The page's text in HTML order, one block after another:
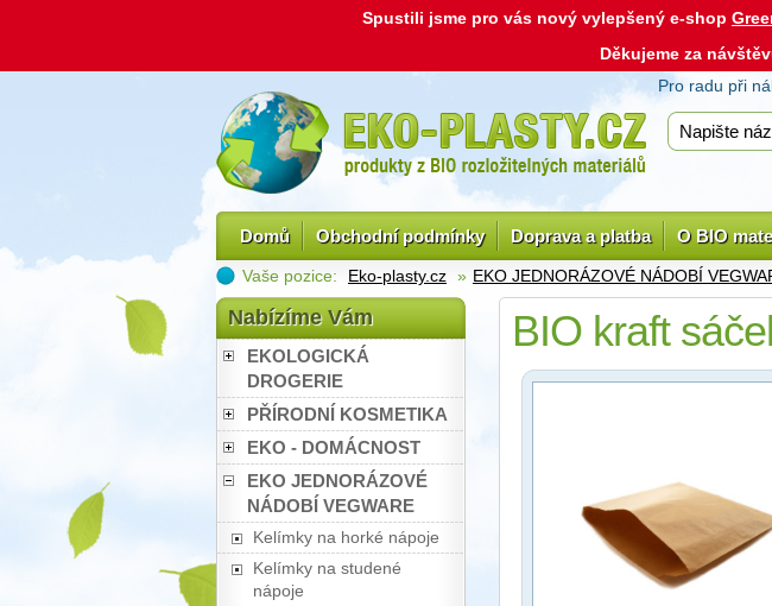
Spustili jsme pro vás nový vylepšený e-shop
Děkujeme za
Pro radu při
Domů Obchodní podmínky Doprava a platba O BIO
Vaše pozice: Eko-plasty.cz » EKO JEDNORÁZOVÉ NÁDOBÍ
Nabízíme Vám
EKOLOGICKÁ
DROGERIE
PŘÍRODNÍ KOSMETIKA
EKO - DOMÁCNOST
EKO JEDNORÁZOVÉ
NÁDOBÍ VEGWARE
Kelímky na horké nápoje
Kelímky na studené
nápoje
BIO kraft